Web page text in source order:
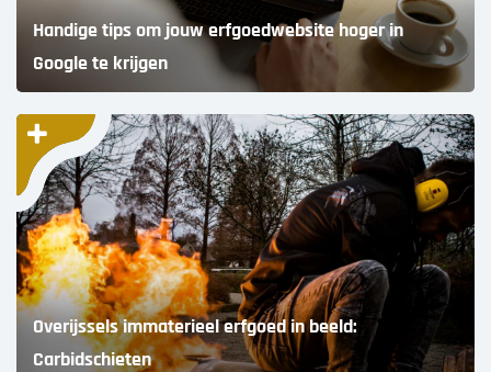
Handige tips om jouw erfgoedwebsite hoger in
Google te krijgen
Overijssels immaterieel erfgoed in beeld:
Carbidschieten